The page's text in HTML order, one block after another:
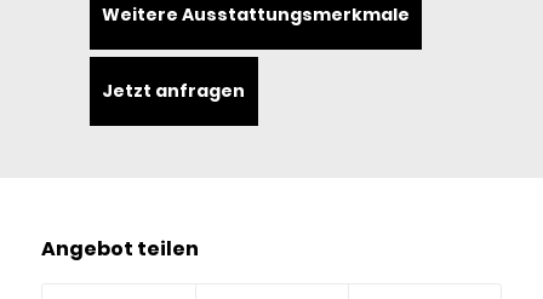
Weitere Ausstattungsmerkmale
Jetzt anfragen
Angebot teilen